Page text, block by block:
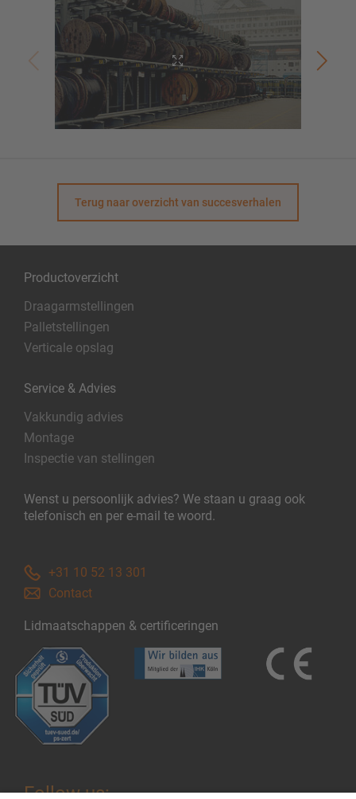
Terug naar overzicht van succesverhalen
Productoverzicht
Draagarmstellingen
Palletstellingen
Verticale opslag
Service & Advies
Vakkundig advies
Montage
Inspectie van stellingen
Wenst u persoonlijk advies? We staan u graag ook
telefonisch en per e-mail te woord.
+31 10 52 13 301
Contact
Lidmaatschappen & certificeringen
Follow us: